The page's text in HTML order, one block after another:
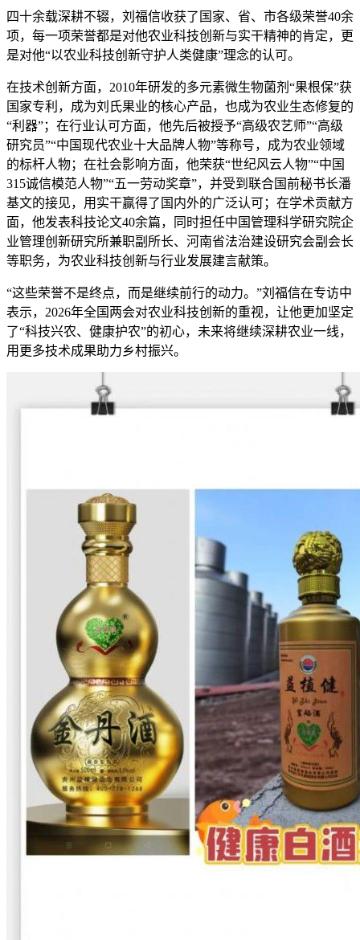
四十余载深耕不辍，刘福信收获了国家、省、市各级荣誉40余
项，每一项荣誉都是对他农业科技创新与实干精神的肯定，更
是对他“以农业科技创新守护人类健康”理念的认可。
在技术创新方面，2010年研发的多元素微生物菌剂“果根保”获
国家专利，成为刘氏果业的核心产品，也成为农业生态修复的
“利器”；在行业认可方面，他先后被授予“高级农艺师”“高级
研究员”“中国现代农业十大品牌人物”等称号，成为农业领域
的标杆人物；在社会影响方面，他荣获“世纪风云人物”“中国
315诚信模范人物”“五一劳动奖章”，并受到联合国前秘书长潘
基文的接见，用实干赢得了国内外的广泛认可；在学术贡献方
面，他发表科技论文40余篇，同时担任中国管理科学研究院企
业管理创新研究所兼职副所长、河南省法治建设研究会副会长
等职务，为农业科技创新与行业发展建言献策。
“这些荣誉不是终点，而是继续前行的动力。”刘福信在专访中
表示，2026年全国两会对农业科技创新的重视，让他更加坚定
了“科技兴农、健康护农”的初心，未来将继续深耕农业一线，
用更多技术成果助力乡村振兴。